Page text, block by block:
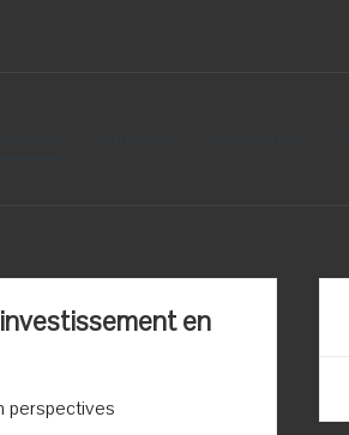
en
perspectives